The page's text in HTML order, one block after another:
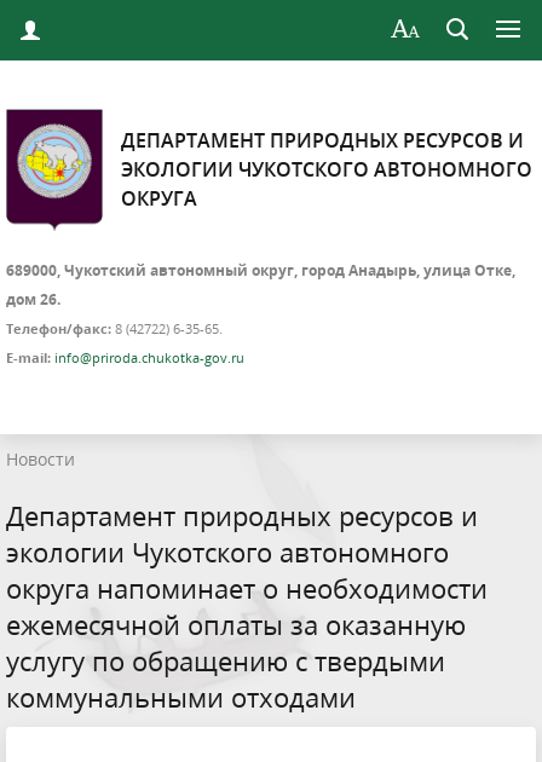
ДЕПАРТАМЕНТ ПРИРОДНЫХ РЕСУРСОВ И
ЭКОЛОГИИ ЧУКОТСКОГО АВТОНОМНОГО
ОКРУГА
689000, Чукотский автономный округ, город Анадырь, улица Отке,
дом 26.
Телефон/факс: 8 (42722) 6-35-65.
E-mail: info@priroda.chukotka-gov.ru
Новости
Департамент природных ресурсов и
экологии Чукотского автономного
округа напоминает о необходимости
ежемесячной оплаты за оказанную
услугу по обращению с твердыми
коммунальными отходами